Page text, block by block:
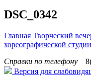
DSC_0342
Главная Творческий
хореографической
Справки по телефону
Версия для